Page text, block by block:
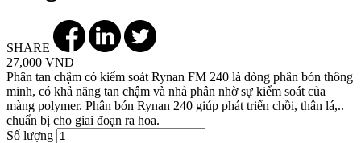
SHARE
27,000 VND
Phân tan chậm có kiểm soát Rynan FM 240 là dòng phân bón thông
minh, có khả năng tan chậm và nhả phân nhờ sự kiểm soát của
màng polymer. Phân bón Rynan 240 giúp phát triển chồi, thân lá,..
chuẩn bị cho giai đoạn ra hoa.
Số lượng